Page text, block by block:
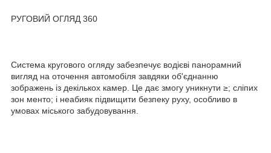
РУГОВИЙ ОГЛЯД 360
Система кругового огляду забезпечує водієві панорамний
вигляд на оточення автомобіля завдяки об'єднанню
зображень із декількох камер. Це дає змогу уникнути ≥; сліпих
зон менто; і неабияк підвищити безпеку руху, особливо в
умовах міського забудовування.